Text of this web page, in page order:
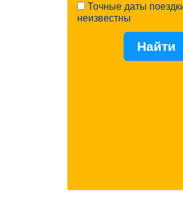
Точные даты
неизвестны